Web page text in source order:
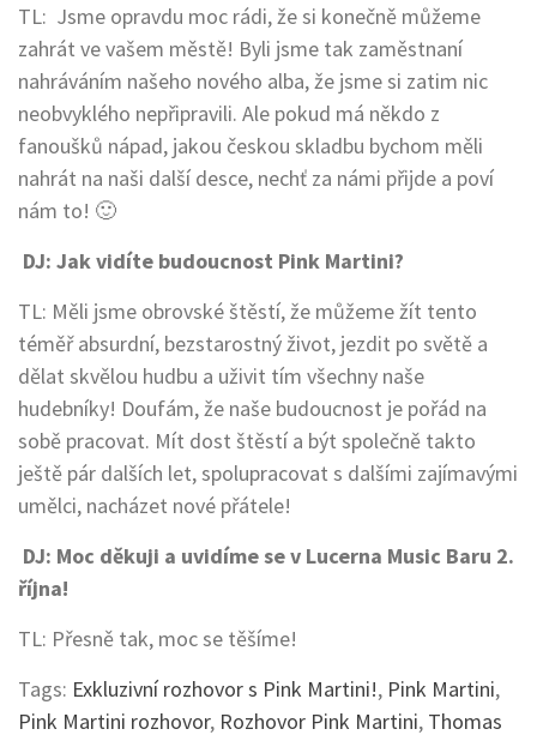
TL: Jsme opravdu moc rádi, že si konečně můžeme
zahrát ve vašem městě! Byli jsme tak zaměstnaní
nahráváním našeho nového alba, že jsme si zatim nic
neobvyklého nepřipravili. Ale pokud má někdo z
fanoušků nápad, jakou českou skladbu bychom měli
nahrát na naši další desce, nechť za námi přijde a poví
nám to! 🙂
DJ: Jak vidíte budoucnost Pink Martini?
TL: Měli jsme obrovské štěstí, že můžeme žít tento
téměř absurdní, bezstarostný život, jezdit po světě a
dělat skvělou hudbu a uživit tím všechny naše
hudebníky! Doufám, že naše budoucnost je pořád na
sobě pracovat. Mít dost štěstí a být společně takto
ještě pár dalších let, spolupracovat s dalšími zajímavými
umělci, nacházet nové přátele!
DJ: Moc děkuji a uvidíme se v Lucerna Music Baru 2.
října!
TL: Přesně tak, moc se těšíme!
Tags: Exkluzivní rozhovor s Pink Martini!, Pink Martini,
Pink Martini rozhovor, Rozhovor Pink Martini, Thomas